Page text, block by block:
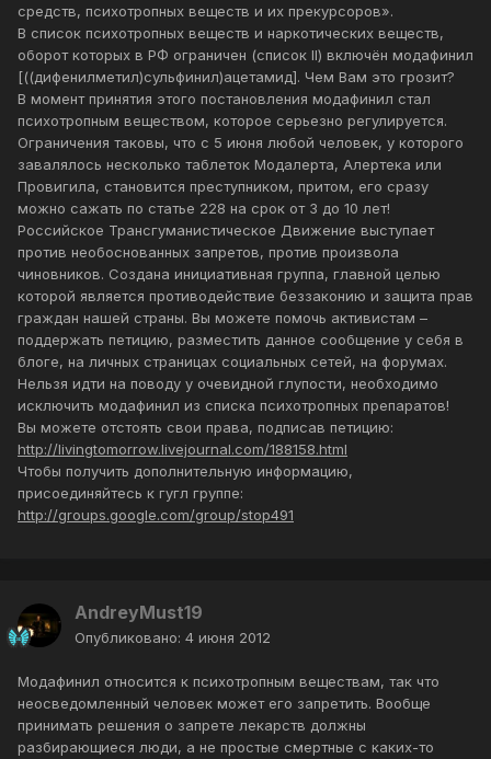
средств, психотропных веществ и их прекурсоров».
В список психотропных веществ и наркотических веществ,
оборот которых в РФ ограничен (список II) включён модафинил
[((дифенилметил)сульфинил)ацетамид]. Чем Вам это грозит?
В момент принятия этого постановления модафинил стал
психотропным веществом, которое серьезно регулируется.
Ограничения таковы, что с 5 июня любой человек, у которого
завалялось несколько таблеток Модалерта, Алертека или
Провигила, становится преступником, притом, его сразу
можно сажать по статье 228 на срок от 3 до 10 лет!
Российское Трансгуманистическое Движение выступает
против необоснованных запретов, против произвола
чиновников. Создана инициативная группа, главной целью
которой является противодействие беззаконию и защита прав
граждан нашей страны. Вы можете помочь активистам –
поддержать петицию, разместить данное сообщение у себя в
блоге, на личных страницах социальных сетей, на форумах.
Нельзя идти на поводу у очевидной глупости, необходимо
исключить модафинил из списка психотропных препаратов!
Вы можете отстоять свои права, подписав петицию:
http://livingtomorrow.livejournal.com/188158.html
Чтобы получить дополнительную информацию,
присоединяйтесь к гугл группе:
http://groups.google.com/group/stop491
AndreyMust19
Опубликовано: 4 июня 2012
Модафинил относится к психотропным веществам, так что
неосведомленный человек может его запретить. Вообще
принимать решения о запрете лекарств должны
разбирающиеся люди, а не простые смертные с каких-то